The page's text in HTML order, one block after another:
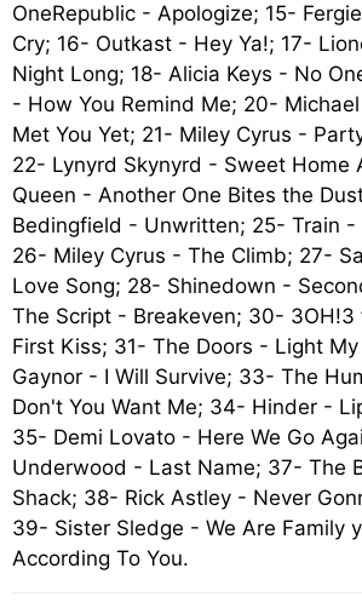
OneRepublic - Apologize; 15-
Cry; 16- Outkast - Hey Ya!; 17-
Night Long; 18- Alicia Keys - No
- How You Remind Me; 20-
Met You Yet; 21- Miley Cyrus -
22- Lynyrd Skynyrd - Sweet Home
Queen - Another One Bites the
Bedingfield - Unwritten; 25- Train -
26- Miley Cyrus - The Climb; 27-
Love Song; 28- Shinedown -
The Script - Breakeven; 30-
First Kiss; 31- The Doors - Light
Gaynor - I Will Survive; 33- The
Don't You Want Me; 34- Hinder -
35- Demi Lovato - Here We Go
Underwood - Last Name; 37- The
Shack; 38- Rick Astley - Never
39- Sister Sledge - We Are Family
According To You.